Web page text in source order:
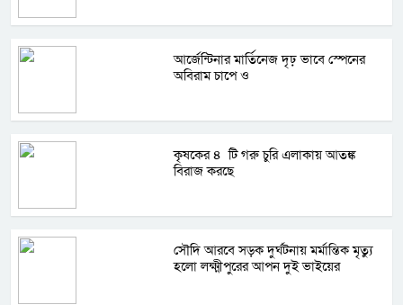
আর্জেন্টিনার মার্তিনেজ দৃঢ় ভাবে স্পেনের
অবিরাম চাপে ও
কৃষকের ৪ টি গরু চুরি এলাকায় আতঙ্ক
বিরাজ করছে
সৌদি আরবে সড়ক দুর্ঘটনায় মর্মান্তিক মৃত্যু
হলো লক্ষ্মীপুরের আপন দুই ভাইয়ের